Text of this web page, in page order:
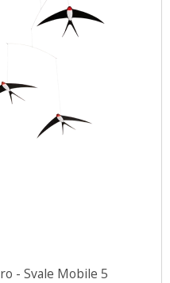
- Svale Mobile 5